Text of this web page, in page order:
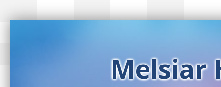
Melsiar